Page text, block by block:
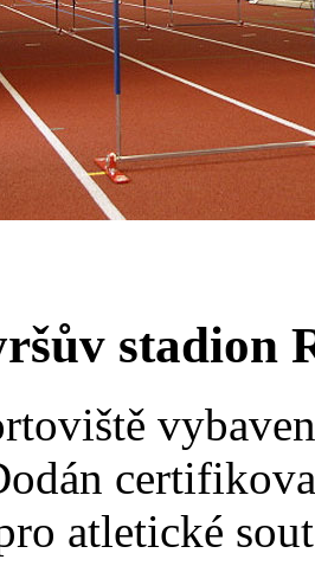
stadion
atletické